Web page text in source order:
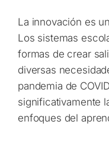
La innovación es
Los sistemas
formas de crear
diversas
pandemia de
significativamente
enfoques del